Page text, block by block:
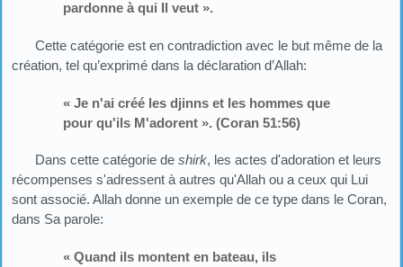
pardonne à qui Il veut ».
Cette catégorie est en contradiction avec le but même de la
création, tel qu’exprimé dans la déclaration d’Allah:
« Je n'ai créé les djinns et les hommes que
pour qu'ils M'adorent ». (Coran 51:56)
Dans cette catégorie de shirk, les actes d'adoration et leurs
récompenses s'adressent à autres qu'Allah ou a ceux qui Lui
sont associé. Allah donne un exemple de ce type dans le Coran,
dans Sa parole:
« Quand ils montent en bateau, ils